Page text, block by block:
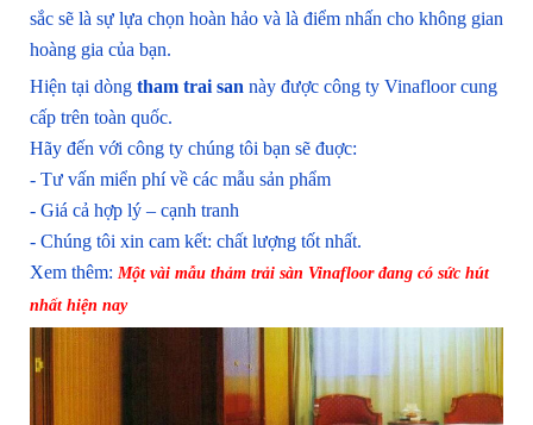
sắc sẽ là sự lựa chọn hoàn hảo và là điểm nhấn cho không gian
hoàng gia của bạn.
Hiện tại dòng tham trai san này được công ty Vinafloor cung
cấp trên toàn quốc.
Hãy đến với công ty chúng tôi bạn sẽ đuợc:
- Tư vấn miển phí về các mẫu sản phẩm
- Giá cả hợp lý – cạnh tranh
- Chúng tôi xin cam kết: chất lượng tốt nhất.
Xem thêm: Một vài mẫu thảm trải sàn Vinafloor đang có sức hút
nhất hiện nay